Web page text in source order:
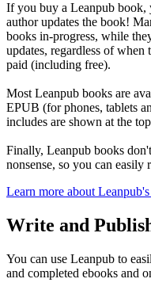
If you buy a Leanpub book,
author updates the book!
books in-progress, while
updates, regardless of
paid (including free).
Most Leanpub books are
EPUB (for phones, tablets
includes are shown at the
Finally, Leanpub books
nonsense, so you can easily
Learn more about
Write and
You can use Leanpub to
and completed ebooks and